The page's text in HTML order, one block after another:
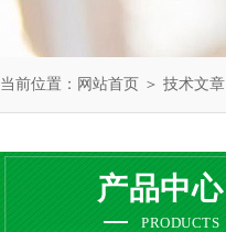
当前位置： 网站首页 ＞ 技术文章
产品中心
PRODUCTS